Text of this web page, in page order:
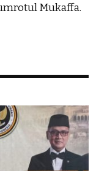
Mukaffa.